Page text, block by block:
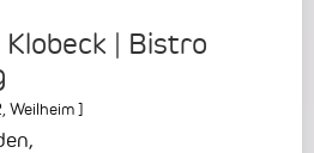
| Bistro
Weilheim]